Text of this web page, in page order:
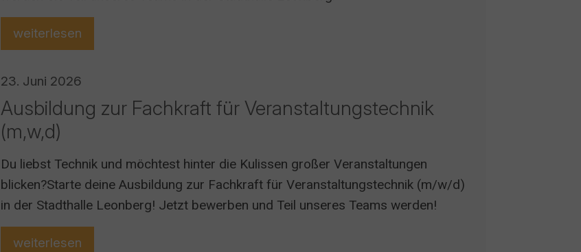
weiterlesen
23. Juni 2026
Ausbildung zur Fachkraft für Veranstaltungstechnik
(m,w,d)
Du liebst Technik und möchtest hinter die Kulissen großer Veranstaltungen
blicken?Starte deine Ausbildung zur Fachkraft für Veranstaltungstechnik (m/w/d)
in der Stadthalle Leonberg! Jetzt bewerben und Teil unseres Teams werden!
weiterlesen